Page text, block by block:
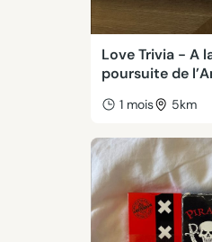
Love Trivia - A
poursuite de
1 mois 5km